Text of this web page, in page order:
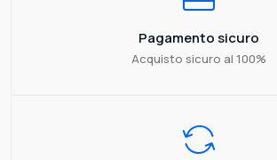
Pagamento sicuro
Acquisto sicuro al 100%